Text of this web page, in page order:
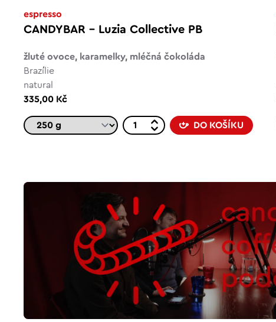
espresso
CANDYBAR – Luzia Collective PB
žluté ovoce, karamelky, mléčná čokoláda
Brazílie
natural
335,00 Kč
DO KOŠÍKU